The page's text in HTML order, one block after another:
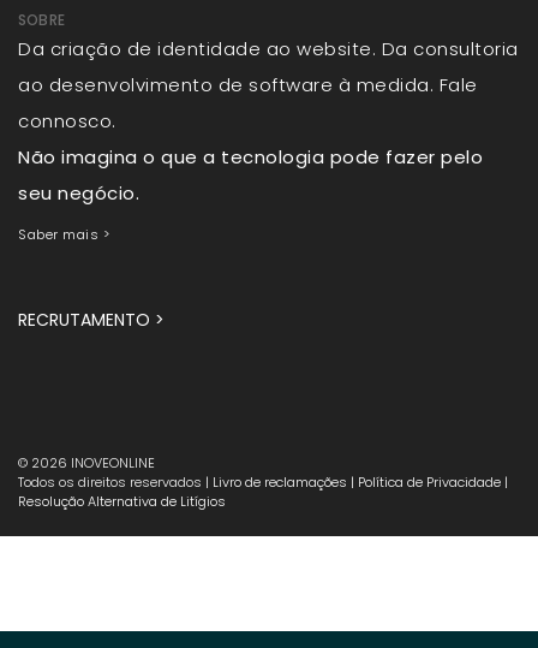
SOBRE
Da criação de identidade ao website. Da consultoria
ao desenvolvimento de software à medida. Fale
connosco.
Não imagina o que a tecnologia pode fazer pelo
seu negócio.
Saber mais >
RECRUTAMENTO >
© 2026 INOVEONLINE
Todos os direitos reservados | Livro de reclamações | Política de Privacidade |
Resolução Alternativa de Litígios